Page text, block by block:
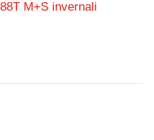
M+S invernali